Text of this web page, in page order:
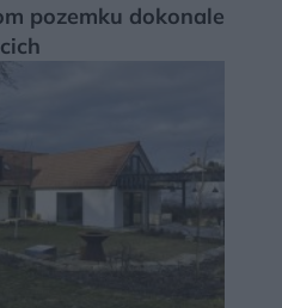
pozemku dokonale